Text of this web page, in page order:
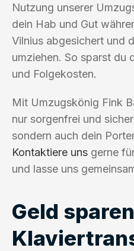
Nutzung unserer
dein Hab und Gut
Vilnius abgesichert und
umziehen. So sparst du
und Folgekosten.
Mit Umzugskönig Fink
nur sorgenfrei und
sondern auch dein
Kontaktiere uns gerne
und lasse uns
Geld